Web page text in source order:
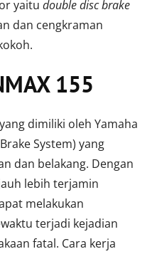
yaitudouble disc brake
dan cengkraman
155
dimiliki oleh Yamaha
System) yang
dan belakang. Dengan
lebih terjamin
melakukan
terjadi kejadian
fatal. Cara kerja